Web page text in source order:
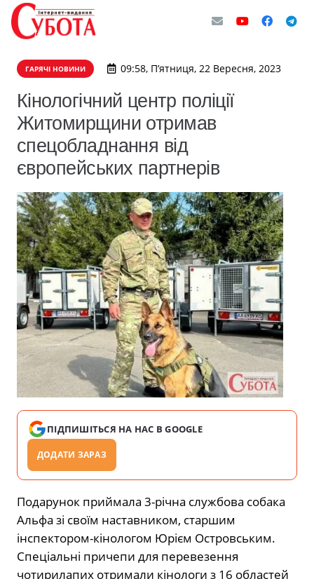
ГАРЯЧІ НОВИНИ 09:58, П’ятниця, 22 Вересня, 2023
Кінологічний центр поліції
Житомирщини отримав
спецобладнання від
європейських партнерів
ПІДПИШІТЬСЯ НА НАС В GOOGLE
ДОДАТИ ЗАРАЗ
Подарунок приймала 3-річна службова собака
Альфа зі своїм наставником, старшим
інспектором-кінологом Юрієм Островським.
Спеціальні причепи для перевезення
чотирилапих отримали кінологи з 16 областей